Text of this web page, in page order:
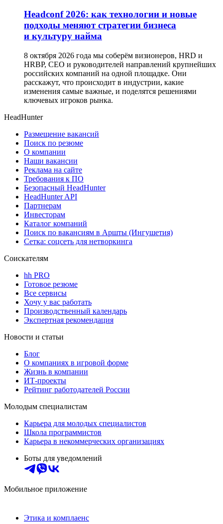
Headсonf 2026: как технологии и новые
подходы меняют стратегии бизнеса
и культуру найма
8 октября 2026 года мы соберём визионеров, HRD и
HRBP, СЕО и руководителей направлений крупнейших
российских компаний на одной площадке. Они
расскажут, что происходит в индустрии, какие
изменения самые важные, и поделятся решениями
ключевых игроков рынка.
HeadHunter
Размещение вакансий
Поиск по резюме
О компании
Наши вакансии
Реклама на сайте
Требования к ПО
Безопасный HeadHunter
HeadHunter API
Партнерам
Инвесторам
Каталог компаний
Поиск по вакансиям в Аршты (Ингушетия)
Сетка: соцсеть для нетворкинга
Соискателям
hh PRO
Готовое резюме
Все сервисы
Хочу у вас работать
Производственный календарь
Экспертная рекомендация
Новости и статьи
Блог
О компаниях в игровой форме
Жизнь в компании
ИТ-проекты
Рейтинг работодателей России
Молодым специалистам
Карьера для молодых специалистов
Школа программистов
Карьера в некоммерческих организациях
Боты для уведомлений
Мобильное приложение
Этика и комплаенс